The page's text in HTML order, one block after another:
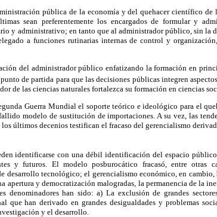
pública de la economía y del quehacer científico de
sean preferentemente los encargados de formular y
y administrativo; en tanto que al administrador público, sin la
a funciones rutinarias internas de control y
del administrador público enfatizando la formación en
de partida para que las decisiones públicas integren
de las ciencias naturales fortalezca su formación en ciencias
Guerra Mundial el soporte teórico e ideológico para el
modelo de sustitución de importaciones. A su vez, las
los últimos decenios testifican el fracaso del gerencialismo
identificarse con una débil identificación del espacio
y futuros. El modelo posburocático fracasó, entre otras
desarrollo tecnológico; el gerencialismo económico, en
apertura y democratización malogradas, la permanencia de la
denominadores han sido: a) La exclusión de grandes
que han derivado en grandes desigualdades y problemas
y el desarrollo.